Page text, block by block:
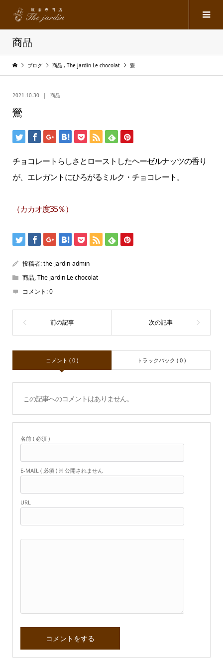
商品
ブログ 商品 , The jardin Le chocolat 鶯
2021.10.30 商品
鶯
チョコレートらしさとローストしたヘーゼルナッツの香り
が、エレガントにひろがるミルク・チョコレート。
（カカオ度35％）
投稿者:the-jardin-admin
商品,The jardin Le chocolat
コメント:0
コメント ( 0 ) トラックバック ( 0 )
この記事へのコメントはありません。
名前 ( 必須 )
E-MAIL ( 必須 ) ※ 公開されません
URL